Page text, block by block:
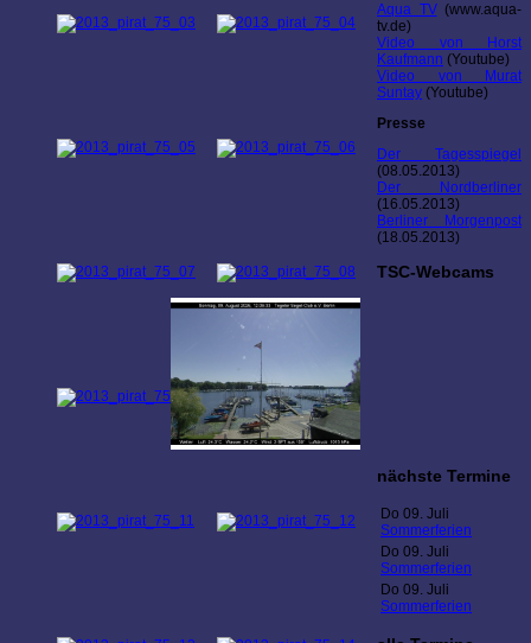
Aqua TV(www.aqua-
tv.de)
Video von Horst
Kaufmann (Youtube)
Video von Murat
Suntay (Youtube)
Presse
Der Tagesspiegel
(08.05.2013)
Der Nordberliner
(16.05.2013)
Berliner Morgenpost
(18.05.2013)
TSC-Webcams
nächste Termine
Do 09. Juli
Sommerferien
Do 09. Juli
Sommerferien
Do 09. Juli
Sommerferien